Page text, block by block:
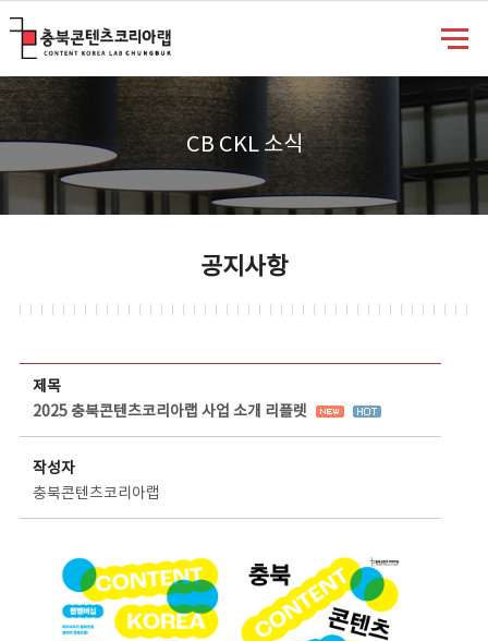
CB CKL 소식
공지사항
제목
2025 충북콘텐츠코리아랩 사업 소개 리플렛
작성자
충북콘텐츠코리아랩